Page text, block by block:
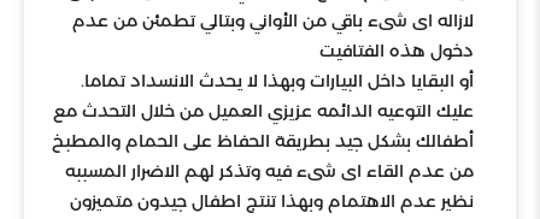
لازاله اى شىء باقي من الأواني وبتالي تطمئن من عدم
دخول هذه الفتافيت
أو البقايا داخل البيارات وبهذا لا يحدث الانسداد تماما.
عليك التوعيه الدائمه عزيزي العميل من خلال التحدث مع
أطفالك بشكل جيد بطريقة الحفاظ على الحمام والمطبخ
من عدم القاء اى شىء فيه وتذكر لهم الاضرار المسببه
نظير عدم الاهتمام وبهذا تنتج اطفال جيدون متميزون